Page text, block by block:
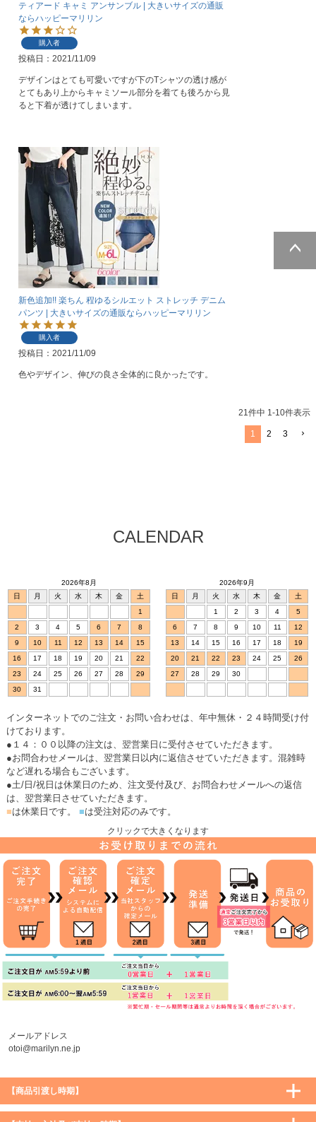
ティアード キャミ アンサンブル | 大きいサイズの通販
ならハッピーマリリン
購入者
投稿日 2021/11/09
デザインはとても可愛いですが下のTシャツの透け感が
とてもあり上からキャミソール部分を着ても後ろから見
ると下着が透けてしまいます。
新色追加!! 楽ちん 程ゆるシルエット ストレッチ デニム
パンツ | 大きいサイズの通販ならハッピーマリリン
購入者
投稿日 2021/11/09
色やデザイン、伸びの良さ全体的に良かったです。
21件中 1-10件表示
1 2 3
CALENDAR
2026年8月
日
月 火 水 木 金
土
1
2
3 4 5 6 7
8
9
10 11 12 13 14
15
16
17 18 19 20 21
22
23
24 25 26 27 28
29
30
31
2026年9月
日
月 火 水 木 金
土
1
2 3 4
5
6
7 8 9 10 11
12
13
14 15 16 17 18
19
20
21 22 23 24 25
26
27
28 29 30
インターネットでのご注文・お問い合わせは、年中無休・２４時間受け付
けております。
●１４：００以降の注文は、翌営業日に受付させていただきます。
●お問合わせメールは、翌営業日以内に返信させていただきます。混雑時
など遅れる場合もございます。
●土/日/祝日は休業日のため、注文受付及び、お問合わせメールへの返信
は、翌営業日させていただきます。
■は休業日です。 ■は受注対応のみです。
クリックで大きくなります
メールアドレス
otoi@marilyn.ne.jp
【商品引渡し時期】